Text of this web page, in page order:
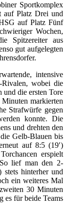
Sportkomplex
auf Platz Drei und
auf Platz Fünf
Wochen,
Spitzereiter aus
gut aufgelegten
intensive
Rivalen, wobei die
und die ersten Tore
markierten
Strafwürfe gegen
konnte. Die
und drehten den
Gelb-Blauen bis
auf 8:5 (19′)
erspielt
lief man den 2-
stets hinterher und
ein weiteres Mal
30 Minuten
es für beide Teams